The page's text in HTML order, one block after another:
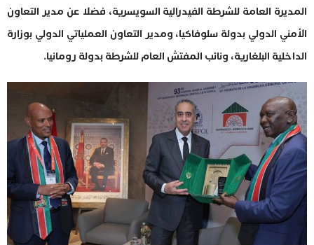
المديرة العامة للشرطة الفيدرالية السويسرية، فضلا عن مدير التعاون
الأمني الدولي بدولة سلوفاكيا، ومدير التعاون العملياتي الدولي بوزارة
الداخلية البلغارية، ونائب المفتش العام للشرطة بدولة رومانيا.